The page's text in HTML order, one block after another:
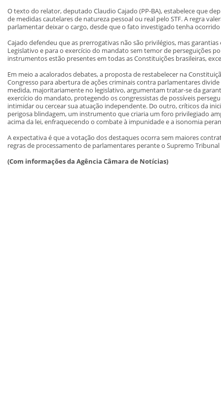
O texto do relator, deputado Claudio Cajado (PP-BA), estabelece que
de medidas cautelares de natureza pessoal ou real pelo STF. A regra
parlamentar deixar o cargo, desde que o fato investigado tenha
Cajado defendeu que as prerrogativas não são privilégios, mas
Legislativo e para o exercício do mandato sem temor de perseguições
instrumentos estão presentes em todas as Constituições brasileiras,
Em meio a acalorados debates, a proposta de restabelecer na
Congresso para abertura de ações criminais contra parlamentares
medida, majoritariamente no legislativo, argumentam tratar-se da
exercício do mandato, protegendo os congressistas de possíveis
intimidar ou cercear sua atuação independente. Do outro, críticos da
perigosa blindagem, um instrumento que criaria um foro privilegiado
acima da lei, enfraquecendo o combate à impunidade e a isonomia
A expectativa é que a votação dos destaques ocorra sem maiores
regras de processamento de parlamentares perante o Supremo Tribunal
(Com informações da Agência Câmara de Notícias)